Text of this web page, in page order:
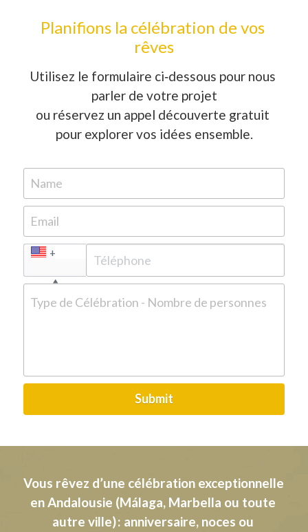
Planifions la célébration de vos
rêves
Utilisez le formulaire ci‑dessous pour nous
parler de votre projet
ou réservez un appel découverte gratuit
pour explorer vos idées ensemble.
Name
Email
+1
Type de Célébration - Nombre de personnes -
Submit
Vous rêvez d’une célébration exceptionnelle
en Andalousie (Málaga, Marbella ou toute
autre ville) : anniversaire, noces ou